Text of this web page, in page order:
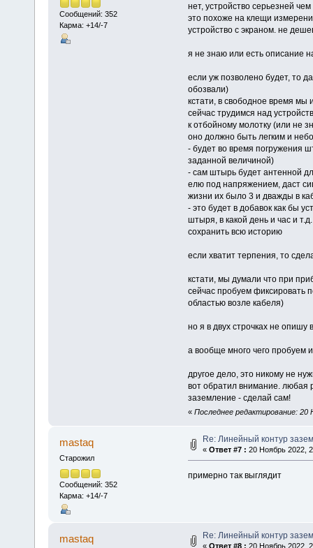
Сообщений: 352
Карма: +14/-7
нет, устройство серьезней
это похоже на клещи
устройство с экраном. не
я не знаю или есть описание
если уж позволено будет, то
обозвали)
кстати, в свободное время мы
сейчас трудимся над
к отбойному молотку (или не
оно должно быть легким и
- будет во время погружения
заданной величиной)
- сам штырь будет антенной
елю под напряжением, даст
жизни их было 3 и дважды в
- это будет в добавок как бы
штыря, в какой день и час и
сохранить всю историю
если хватит терпения, то
кстати, мы думали что при
сейчас пробуем фиксировать
областью возле кабеля)
но я в двух строчках не опишу
а вообще много чего пробуем
другое дело, это никому не
вот обратил внимание. любая
заземление - сделай сам!
« Последнее редактирование: 20
mastaq
Старожил
Сообщений: 352
Карма: +14/-7
Re: Линейный контур
« Ответ #7 : 20 Ноябрь 2022,
примерно так выглядит
mastaq Re: Линейный контур
« Ответ #8 : 20 Ноябрь 2022,